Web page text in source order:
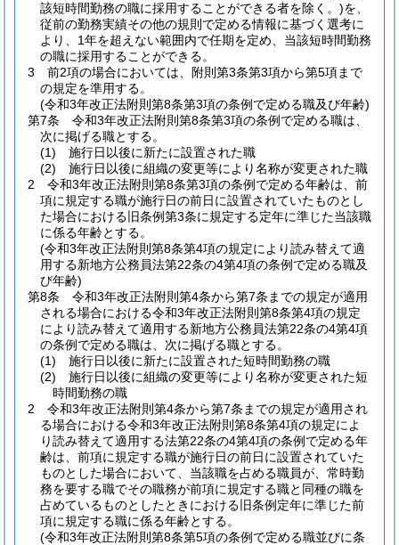
該短時間勤務の職に採用することができる者を除く。)を、
従前の勤務実績その他の規則で定める情報に基づく選考に
より、1年を超えない範囲内で任期を定め、当該短時間勤務
の職に採用することができる。
3
前2項の場合においては、附則第3条第3項から第5項まで
の規定を準用する。
(令和3年改正法附則第8条第3項の条例で定める職及び年齢)
第7条
令和3年改正法附則第8条第3項の条例で定める職は、
次に掲げる職とする。
(1)
施行日以後に新たに設置された職
(2)
施行日以後に組織の変更等により名称が変更された職
2
令和3年改正法附則第8条第3項の条例で定める年齢は、前
項に規定する職が施行日の前日に設置されていたものとし
た場合における旧条例第3条に規定する定年に準じた当該職
に係る年齢とする。
(令和3年改正法附則第8条第4項の規定により読み替えて適
用する新地方公務員法第22条の4第4項の条例で定める職及
び年齢)
第8条
令和3年改正法附則第4条から第7条までの規定が適用
される場合における令和3年改正法附則第8条第4項の規定
により読み替えて適用する新地方公務員法第22条の4第4項
の条例で定める職は、次に掲げる職とする。
(1)
施行日以後に新たに設置された短時間勤務の職
(2)
施行日以後に組織の変更等により名称が変更された短
時間勤務の職
2
令和3年改正法附則第4条から第7条までの規定が適用され
る場合における令和3年改正法附則第8条第4項の規定によ
り読み替えて適用する法第22条の4第4項の条例で定める年
齢は、前項に規定する職が施行日の前日に設置されていた
ものとした場合において、当該職を占める職員が、常時勤
務を要する職でその職務が前項に規定する職と同種の職を
占めているものとしたときにおける旧条例定年に準じた前
項に規定する職に係る年齢とする。
(令和3年改正法附則第8条第5項の条例で定める職並びに条